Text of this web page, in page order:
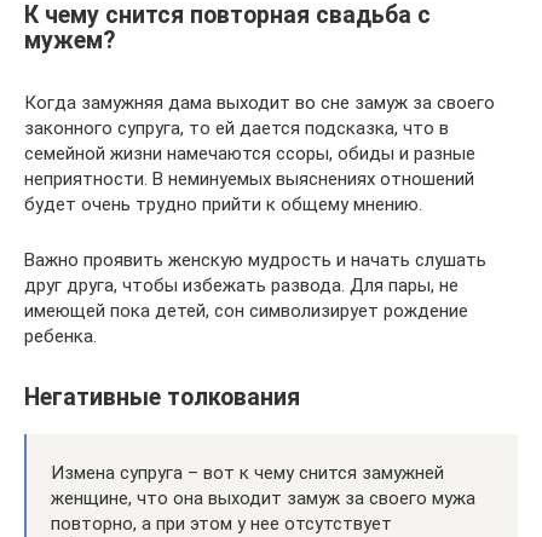
К чему снится повторная свадьба с
мужем?
Когда замужняя дама выходит во сне замуж за своего
законного супруга, то ей дается подсказка, что в
семейной жизни намечаются ссоры, обиды и разные
неприятности. В неминуемых выяснениях отношений
будет очень трудно прийти к общему мнению.
Важно проявить женскую мудрость и начать слушать
друг друга, чтобы избежать развода. Для пары, не
имеющей пока детей, сон символизирует рождение
ребенка.
Негативные толкования
Измена супруга – вот к чему снится замужней
женщине, что она выходит замуж за своего мужа
повторно, а при этом у нее отсутствует